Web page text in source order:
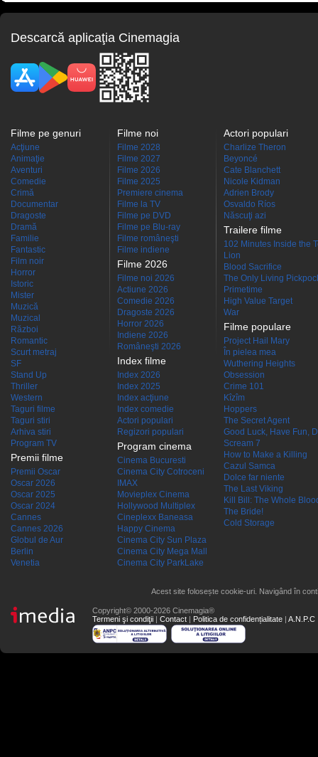
Descarcă aplicaţia Cinemagia
Filme pe genuri
Acţiune
Animaţie
Aventuri
Comedie
Crimă
Documentar
Dragoste
Dramă
Familie
Fantastic
Film noir
Horror
Istoric
Mister
Muzică
Muzical
Război
Romantic
Scurt metraj
SF
Stand Up
Thriller
Western
Taguri filme
Taguri stiri
Arhiva stiri
Program TV
Premii filme
Premii Oscar
Oscar 2026
Oscar 2025
Oscar 2024
Cannes
Cannes 2026
Globul de Aur
Berlin
Venetia
Filme noi
Filme 2028
Filme 2027
Filme 2026
Filme 2025
Premiere cinema
Filme la TV
Filme pe DVD
Filme pe Blu-ray
Filme româneşti
Filme indiene
Filme 2026
Filme noi 2026
Actiune 2026
Comedie 2026
Dragoste 2026
Horror 2026
Indiene 2026
Româneşti 2026
Index filme
Index 2026
Index 2025
Index acţiune
Index comedie
Actori populari
Regizori populari
Program cinema
Cinema Bucuresti
Cinema City Cotroceni
IMAX
Movieplex Cinema
Hollywood Multiplex
Cineplexx Baneasa
Happy Cinema
Cinema City Sun Plaza
Cinema City Mega Mall
Cinema City ParkLake
Actori populari
Charlize Theron
Beyoncé
Cate Blanchett
Nicole Kidman
Adrien Brody
Osvaldo Ríos
Născuţi azi
Trailere filme
102 Minutes Inside the
Lion
Blood Sacrifice
The Only Living
Primetime
High Value Target
War
Filme populare
Project Hail Mary
În pielea mea
Wuthering Heights
Obsession
Crime 101
Kîzîm
Hoppers
The Secret Agent
Good Luck, Have Fun,
Scream 7
How to Make a Killing
Cazul Samca
Dolce far niente
The Last Viking
Kill Bill: The Whole
The Bride!
Cold Storage
Acest site folosește cookie-uri. Navigând în
Copyright© 2000-2026 Cinemagia®
Termeni şi condiţii | Contact | Politica de confidențialitate | A.N.P.C